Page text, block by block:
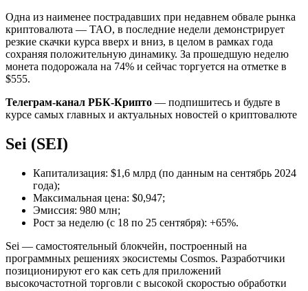
Одна из наименее пострадавших при недавнем обвале рынка
криптовалюта — TAO, в последние недели демонстрирует
резкие скачки курса вверх и вниз, в целом в рамках года
сохраняя положительную динамику. За прошедшую неделю
монета подорожала на 74% и сейчас торгуется на отметке в
$555.
Телеграм-канал РБК-Крипто — подпишитесь и будьте в
курсе самых главных и актуальных новостей о криптовалюте
Sei (SEI)
Капитализация: $1,6 млрд (по данным на сентябрь 2024
года);
Максимальная цена: $0,947;
Эмиссия: 980 млн;
Рост за неделю (с 18 по 25 сентября): +65%.
Sei — самостоятельный блокчейн, построенный на
программных решениях экосистемы Cosmos. Разработчики
позиционируют его как сеть для приложений
высокочастотной торговли с высокой скоростью обработки